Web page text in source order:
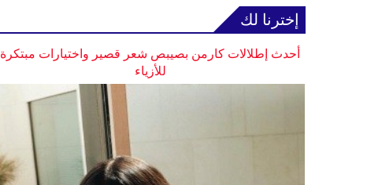
إخترنا لك
أحدث إطلالات كارمن بصيبص شعر قصير واختيارات مبتكرة
للأزياء